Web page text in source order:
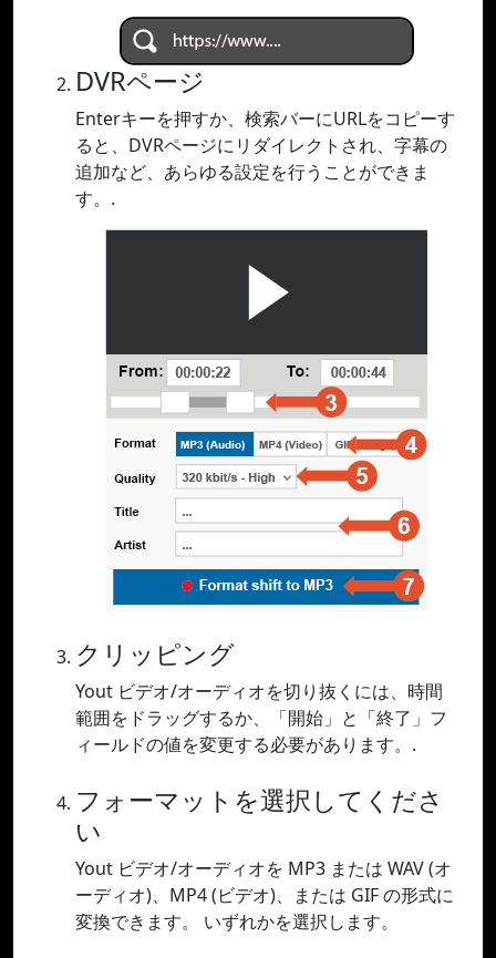
DVRページ
Enterキーを押すか、検索バーにURLをコピーす
ると、DVRページにリダイレクトされ、字幕の
追加など、あらゆる設定を行うことができま
す。.
クリッピング
Yout ビデオ/オーディオを切り抜くには、時間
範囲をドラッグするか、「開始」と「終了」フ
ィールドの値を変更する必要があります。.
フォーマットを選択してくださ
い
Yout ビデオ/オーディオを MP3 または WAV (オ
ーディオ)、MP4 (ビデオ)、または GIF の形式に
変換できます。 いずれかを選択します。